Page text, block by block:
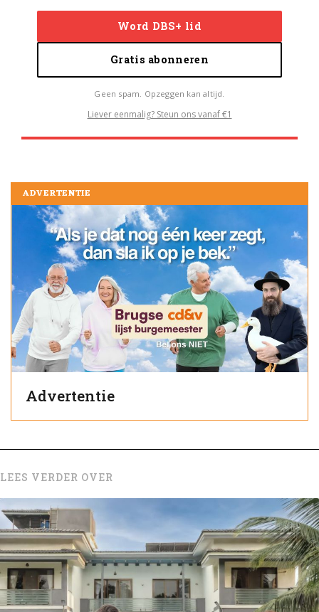
Word DBS+ lid
Gratis abonneren
Geen spam. Opzeggen kan altijd.
Liever eenmalig? Steun ons vanaf €1
ADVERTENTIE
Advertentie
LEES VERDER OVER